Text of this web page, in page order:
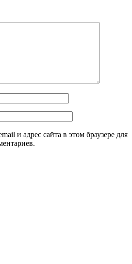
и адрес сайта в этом браузере для